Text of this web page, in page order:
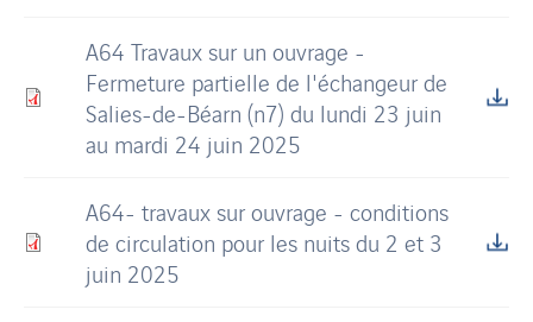
A64 Travaux sur un ouvrage -
Fermeture partielle de l'échangeur de
Salies-de-Béarn (n7) du lundi 23 juin
au mardi 24 juin 2025
A64- travaux sur ouvrage - conditions
de circulation pour les nuits du 2 et 3
juin 2025